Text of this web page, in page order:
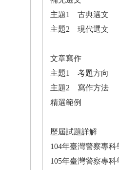
主題1 古典選文
主題2 現代選文
文章寫作
主題1 考題方向
主題2 寫作方法
精選範例
歷屆試題詳解
104年臺灣警察專
105年臺灣警察專